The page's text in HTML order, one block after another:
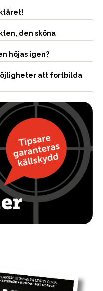
den sköna
höjas igen?
att fortbilda